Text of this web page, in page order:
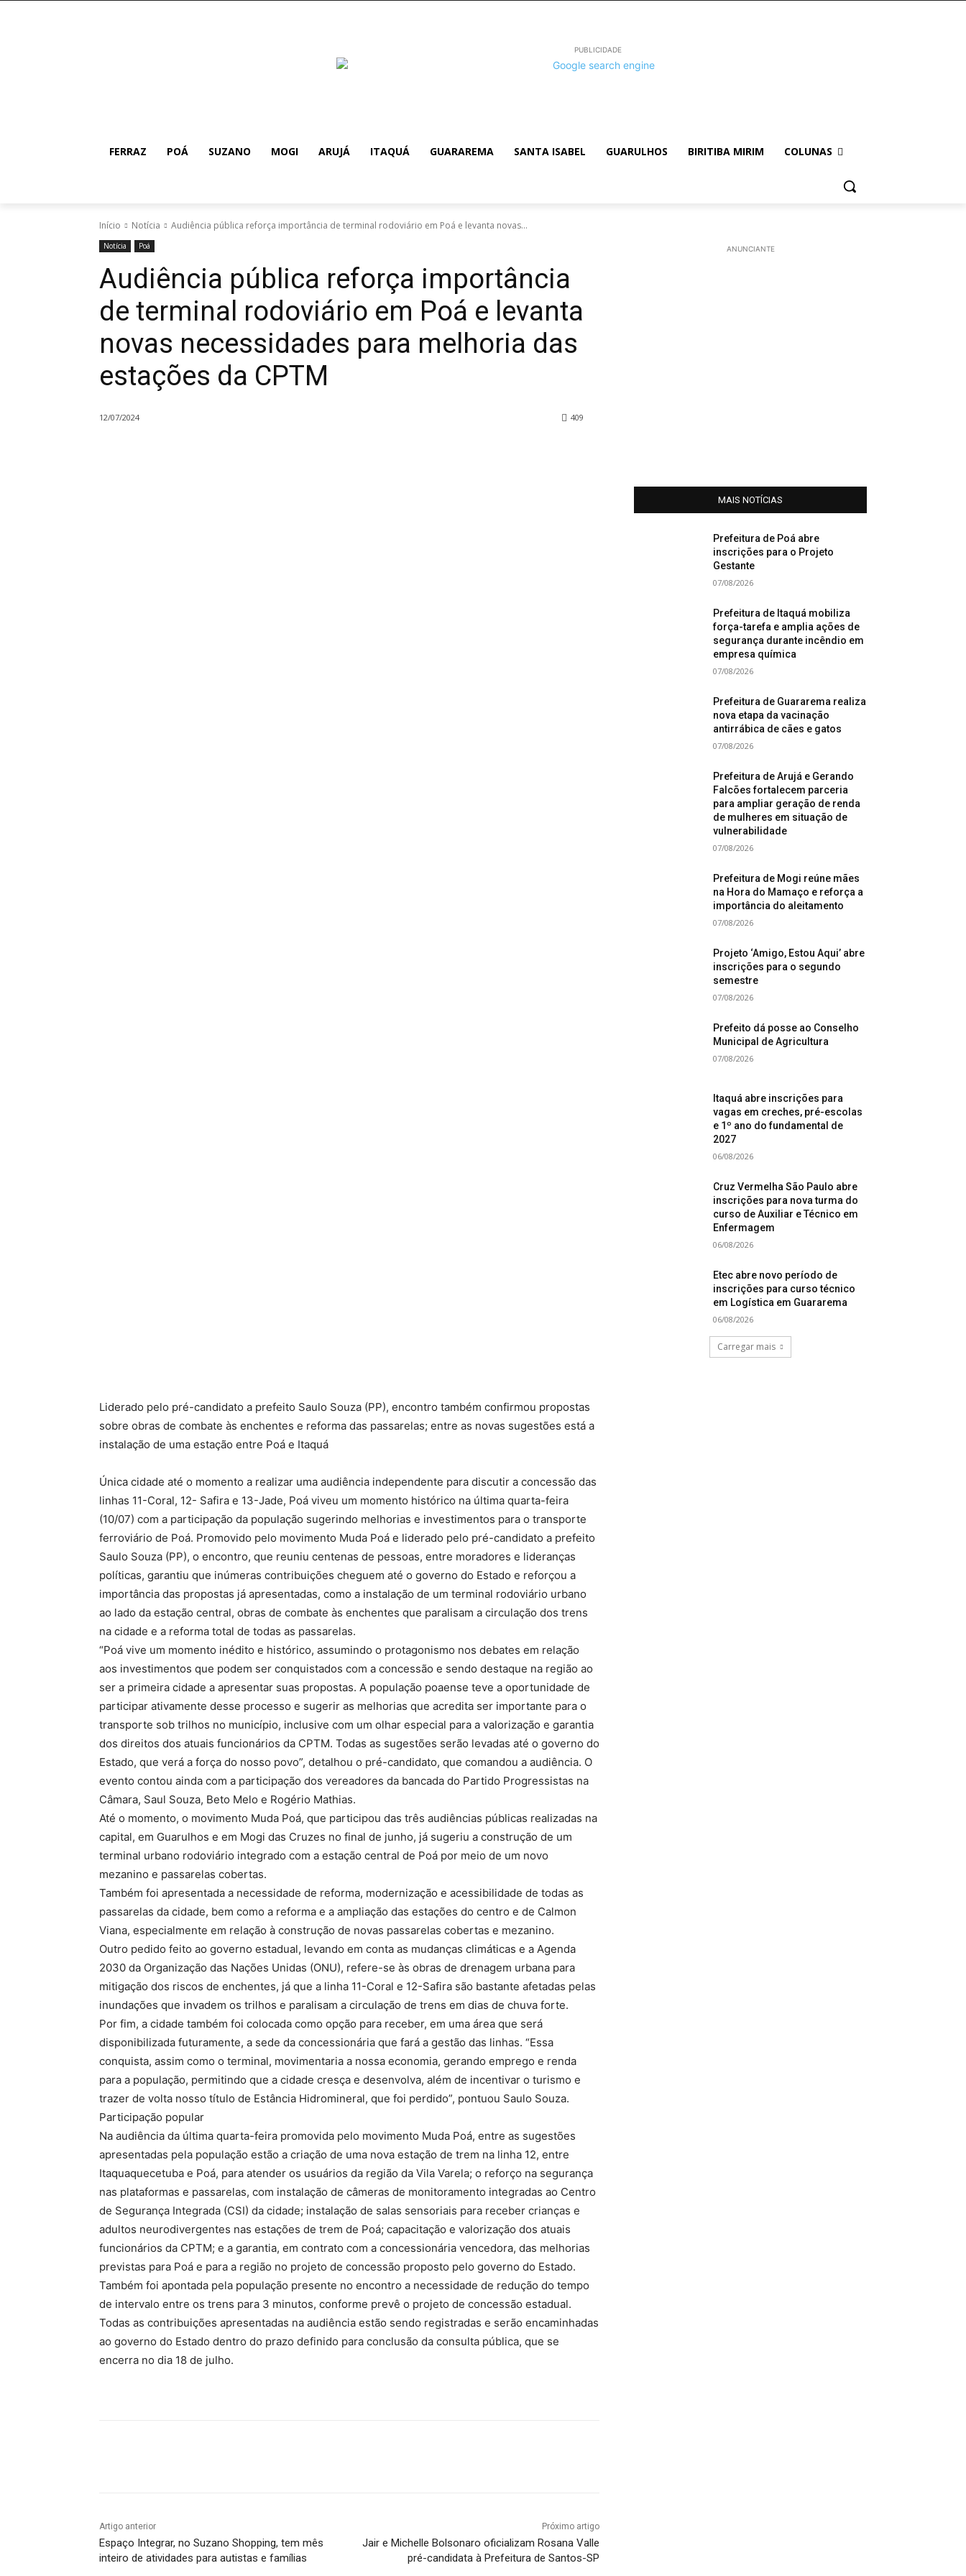
PUBLICIDADE
FERRAZ POÁ SUZANO MOGI ARUJÁ ITAQUÁ GUARAREMA SANTA ISABEL GUARULHOS BIRITIBA MIRIM COLUNAS
Início Notícia Audiência pública reforça importância de terminal rodoviário em Poá e levanta novas...
Notícia Poá
Audiência pública reforça importância
de terminal rodoviário em Poá e levanta
novas necessidades para melhoria das
estações da CPTM
12/07/2024 409
Liderado pelo pré-candidato a prefeito Saulo Souza (PP), encontro também confirmou propostas
sobre obras de combate às enchentes e reforma das passarelas; entre as novas sugestões está a
instalação de uma estação entre Poá e Itaquá
Única cidade até o momento a realizar uma audiência independente para discutir a concessão das
linhas 11-Coral, 12- Safira e 13-Jade, Poá viveu um momento histórico na última quarta-feira
(10/07) com a participação da população sugerindo melhorias e investimentos para o transporte
ferroviário de Poá. Promovido pelo movimento Muda Poá e liderado pelo pré-candidato a prefeito
Saulo Souza (PP), o encontro, que reuniu centenas de pessoas, entre moradores e lideranças
políticas, garantiu que inúmeras contribuições cheguem até o governo do Estado e reforçou a
importância das propostas já apresentadas, como a instalação de um terminal rodoviário urbano
ao lado da estação central, obras de combate às enchentes que paralisam a circulação dos trens
na cidade e a reforma total de todas as passarelas.
“Poá vive um momento inédito e histórico, assumindo o protagonismo nos debates em relação
aos investimentos que podem ser conquistados com a concessão e sendo destaque na região ao
ser a primeira cidade a apresentar suas propostas. A população poaense teve a oportunidade de
participar ativamente desse processo e sugerir as melhorias que acredita ser importante para o
transporte sob trilhos no município, inclusive com um olhar especial para a valorização e garantia
dos direitos dos atuais funcionários da CPTM. Todas as sugestões serão levadas até o governo do
Estado, que verá a força do nosso povo”, detalhou o pré-candidato, que comandou a audiência. O
evento contou ainda com a participação dos vereadores da bancada do Partido Progressistas na
Câmara, Saul Souza, Beto Melo e Rogério Mathias.
Até o momento, o movimento Muda Poá, que participou das três audiências públicas realizadas na
capital, em Guarulhos e em Mogi das Cruzes no final de junho, já sugeriu a construção de um
terminal urbano rodoviário integrado com a estação central de Poá por meio de um novo
mezanino e passarelas cobertas.
Também foi apresentada a necessidade de reforma, modernização e acessibilidade de todas as
passarelas da cidade, bem como a reforma e a ampliação das estações do centro e de Calmon
Viana, especialmente em relação à construção de novas passarelas cobertas e mezanino.
Outro pedido feito ao governo estadual, levando em conta as mudanças climáticas e a Agenda
2030 da Organização das Nações Unidas (ONU), refere-se às obras de drenagem urbana para
mitigação dos riscos de enchentes, já que a linha 11-Coral e 12-Safira são bastante afetadas pelas
inundações que invadem os trilhos e paralisam a circulação de trens em dias de chuva forte.
Por fim, a cidade também foi colocada como opção para receber, em uma área que será
disponibilizada futuramente, a sede da concessionária que fará a gestão das linhas. “Essa
conquista, assim como o terminal, movimentaria a nossa economia, gerando emprego e renda
para a população, permitindo que a cidade cresça e desenvolva, além de incentivar o turismo e
trazer de volta nosso título de Estância Hidromineral, que foi perdido”, pontuou Saulo Souza.
Participação popular
Na audiência da última quarta-feira promovida pelo movimento Muda Poá, entre as sugestões
apresentadas pela população estão a criação de uma nova estação de trem na linha 12, entre
Itaquaquecetuba e Poá, para atender os usuários da região da Vila Varela; o reforço na segurança
nas plataformas e passarelas, com instalação de câmeras de monitoramento integradas ao Centro
de Segurança Integrada (CSI) da cidade; instalação de salas sensoriais para receber crianças e
adultos neurodivergentes nas estações de trem de Poá; capacitação e valorização dos atuais
funcionários da CPTM; e a garantia, em contrato com a concessionária vencedora, das melhorias
previstas para Poá e para a região no projeto de concessão proposto pelo governo do Estado.
Também foi apontada pela população presente no encontro a necessidade de redução do tempo
de intervalo entre os trens para 3 minutos, conforme prevê o projeto de concessão estadual.
Todas as contribuições apresentadas na audiência estão sendo registradas e serão encaminhadas
ao governo do Estado dentro do prazo definido para conclusão da consulta pública, que se
encerra no dia 18 de julho.
Artigo anterior
Espaço Integrar, no Suzano Shopping, tem mês
inteiro de atividades para autistas e famílias
Próximo artigo
Jair e Michelle Bolsonaro oficializam Rosana Valle
pré-candidata à Prefeitura de Santos-SP
ANUNCIANTE
MAIS NOTÍCIAS
Prefeitura de Poá abre
inscrições para o Projeto
Gestante
07/08/2026
Prefeitura de Itaquá mobiliza
força-tarefa e amplia ações de
segurança durante incêndio em
empresa química
07/08/2026
Prefeitura de Guararema realiza
nova etapa da vacinação
antirrábica de cães e gatos
07/08/2026
Prefeitura de Arujá e Gerando
Falcões fortalecem parceria
para ampliar geração de renda
de mulheres em situação de
vulnerabilidade
07/08/2026
Prefeitura de Mogi reúne mães
na Hora do Mamaço e reforça a
importância do aleitamento
07/08/2026
Projeto ‘Amigo, Estou Aqui’ abre
inscrições para o segundo
semestre
07/08/2026
Prefeito dá posse ao Conselho
Municipal de Agricultura
07/08/2026
Itaquá abre inscrições para
vagas em creches, pré-escolas
e 1º ano do fundamental de
2027
06/08/2026
Cruz Vermelha São Paulo abre
inscrições para nova turma do
curso de Auxiliar e Técnico em
Enfermagem
06/08/2026
Etec abre novo período de
inscrições para curso técnico
em Logística em Guararema
06/08/2026
Carregar mais